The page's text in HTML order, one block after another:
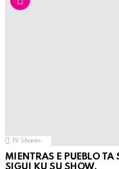
19 Shares
MIENTRAS E PUEBLO TA
SIGUI KU SU SHOW.